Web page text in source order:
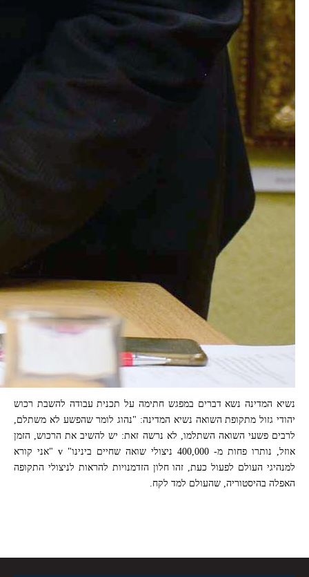
נשיא המדינה נשא דברים במפגש חתימה על תכנית עבודה להשבת רכוש
יהודי גזול מתקופת השואה נשיא המדינה: "נהוג לומר שהפשע לא משתלם,
לרבים פשעי השואה השתלמו, לא נרשה זאת: יש להשיב את הרכוש, הזמן
אוזל, נותרו פחות מ- 400,000 ניצולי שואה שחיים בינינו" v "אני קורא
למנהיגי העולם לפעול כעת, זהו חלון הזדמנויות להראות לניצולי התקופה
האפלה בהיסטוריה, שהעולם למד לקח.